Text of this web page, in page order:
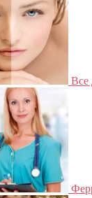
Все